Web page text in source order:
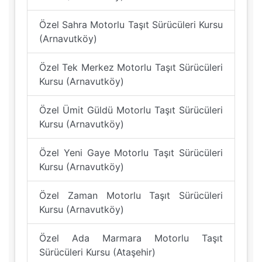
Özel Sahra Motorlu Taşıt Sürücüleri Kursu
(Arnavutköy)
Özel Tek Merkez Motorlu Taşıt Sürücüleri
Kursu (Arnavutköy)
Özel Ümit Güldü Motorlu Taşıt Sürücüleri
Kursu (Arnavutköy)
Özel Yeni Gaye Motorlu Taşıt Sürücüleri
Kursu (Arnavutköy)
Özel Zaman Motorlu Taşıt Sürücüleri
Kursu (Arnavutköy)
Özel Ada Marmara Motorlu Taşıt
Sürücüleri Kursu (Ataşehir)